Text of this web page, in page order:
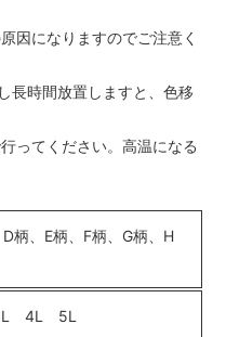
残り僅か
残り僅か
残り僅か
柄〈color__S-15__〉
OUT
OUT
因になりますのでご注意く
長時間放置しますと、色移
ってください。高温になる
柄、E柄、F柄、G柄、H
4L 5L